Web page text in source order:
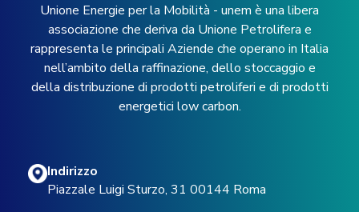
Unione Energie per la Mobilità - unem è una libera
associazione che deriva da Unione Petrolifera e
rappresenta le principali Aziende che operano in Italia
nell’ambito della raffinazione, dello stoccaggio e
della distribuzione di prodotti petroliferi e di prodotti
energetici low carbon.
Indirizzo
Piazzale Luigi Sturzo, 31 00144 Roma